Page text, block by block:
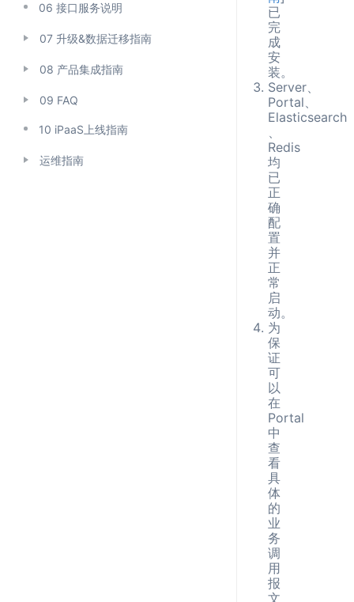
06 接口服务说明
07 升级&数据迁移指南
08 产品集成指南
09 FAQ
10 iPaaS上线指南
运维指南
已
完
成
安
装。
Server、
Portal、
Elasticsearch
Redis
均
已
正
确
配
置
并
正
常
启
动。
为
保
证
可
以
在
Portal
中
查
看
具
体
的
业
务
调
用
报
文